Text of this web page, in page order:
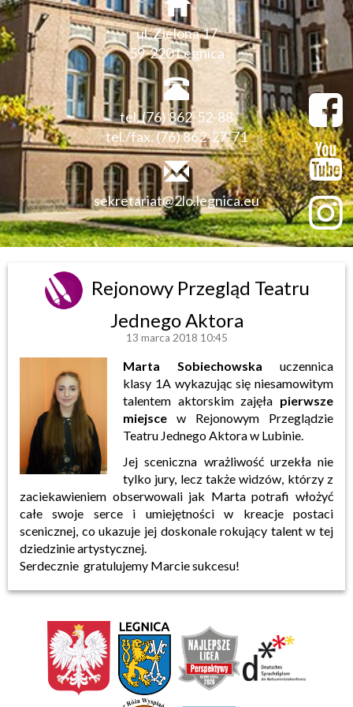
ul. Zielona 17
59-220 Legnica
tel. (76) 862-52-88
tel./fax. (76) 862-27-71
sekretariat@2lo.legnica.eu
Rejonowy Przegląd Teatru
Jednego Aktora
13 marca 2018 10:45
Marta Sobiechowska uczennica
klasy 1A wykazując się niesamowitym
talentem aktorskim zajęła pierwsze
miejsce w Rejonowym Przeglądzie
Teatru Jednego Aktora w Lubinie.
Jej sceniczna wrażliwość urzekła nie
tylko jury, lecz także widzów, którzy z
zaciekawieniem obserwowali jak Marta potrafi włożyć
całe swoje serce i umiejętności w kreacje postaci
scenicznej, co ukazuje jej doskonale rokujący talent w tej
dziedzinie artystycznej.
Serdecznie gratulujemy Marcie sukcesu!